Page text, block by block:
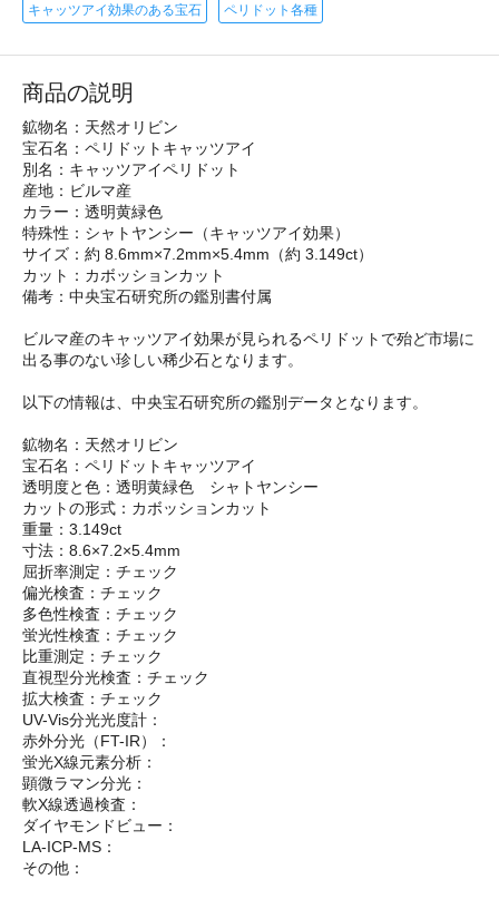
キャッツアイ効果のある宝石 ペリドット各種
商品の説明
鉱物名：天然オリビン
宝石名：ペリドットキャッツアイ
別名：キャッツアイペリドット
産地：ビルマ産
カラー：透明黄緑色
特殊性：シャトヤンシー（キャッツアイ効果）
サイズ：約 8.6mm×7.2mm×5.4mm（約 3.149ct）
カット：カボッションカット
備考：中央宝石研究所の鑑別書付属
ビルマ産のキャッツアイ効果が見られるペリドットで殆ど市場に
出る事のない珍しい稀少石となります。
以下の情報は、中央宝石研究所の鑑別データとなります。
鉱物名：天然オリビン
宝石名：ペリドットキャッツアイ
透明度と色：透明黄緑色 シャトヤンシー
カットの形式：カボッションカット
重量：3.149ct
寸法：8.6×7.2×5.4mm
屈折率測定：チェック
偏光検査：チェック
多色性検査：チェック
蛍光性検査：チェック
比重測定：チェック
直視型分光検査：チェック
拡大検査：チェック
UV-Vis分光光度計：
赤外分光（FT-IR）：
蛍光X線元素分析：
顕微ラマン分光：
軟X線透過検査：
ダイヤモンドビュー：
LA-ICP-MS：
その他：